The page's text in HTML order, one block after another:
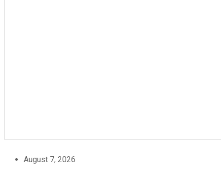
August 7, 2026